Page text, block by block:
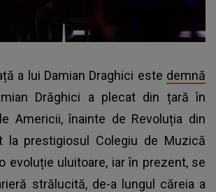
a lui Damian Draghici este demnă
Drăghici a plecat din țară în
Americii, înainte de Revoluția din
la prestigiosul Colegiu de Muzică
evoluție uluitoare, iar în prezent, se
strălucită, de-a lungul căreia a